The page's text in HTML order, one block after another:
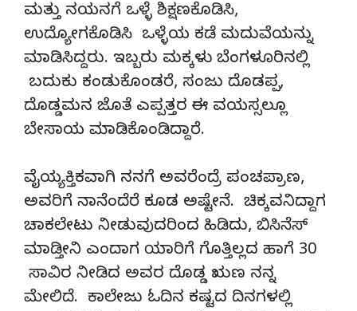
ಮತ್ತು ನಯನಗೆ ಒಳ್ಳೆ ಶಿಕ್ಷಣಕೊಡಿಸಿ,
ಉದ್ಯೋಗಕೊಡಿಸಿ ಒಳ್ಳೆಯ ಕಡೆ ಮದುವೆಯನ್ನು
ಮಾಡಿಸಿದ್ದರು. ಇಬ್ಬರು ಮಕ್ಕಳು ಬೆಂಗಳೂರಿನಲ್ಲಿ
ಬದುಕು ಕಂಡುಕೊಂಡರೆ, ಸಂಜು ದೊಡಪ್ಪ,
ದೊಡ್ಡಮನ ಜೊತೆ ಎಪ್ಪತ್ತರ ಈ ವಯಸ್ಸಲ್ಲೂ
ಬೇಸಾಯ ಮಾಡಿಕೊಂಡಿದ್ದಾರೆ.
ವೈಯ್ಯಕ್ತಿಕವಾಗಿ ನನಗೆ ಅವರೆಂದ್ರೆ ಪಂಚಪ್ರಾಣ,
ಅವರಿಗೆ ನಾನೆಂದೆರೆ ಕೂಡ ಅಷ್ಟೇನೆ. ಚಿಕ್ಕವನಿದ್ದಾಗ
ಚಾಕಲೇಟು ನೀಡುವುದರಿಂದ ಹಿಡಿದು, ಬಿಸಿನೆಸ್
ಮಾಡ್ತೀನಿ ಎಂದಾಗ ಯಾರಿಗೆ ಗೊತ್ತಿಲ್ಲದ ಹಾಗೆ 30
ಸಾವಿರ ನೀಡಿದ ಅವರ ದೊಡ್ಡ ಋಣ ನನ್ನ
ಮೇಲಿದೆ. ಕಾಲೇಜು ಓದಿನ ಕಷ್ಟದ ದಿನಗಳಲ್ಲಿ